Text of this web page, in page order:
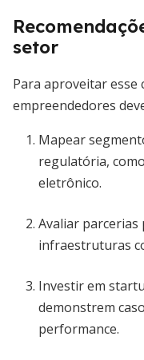
setor
Para aproveitar esse
empreendedores
Mapear
regulatória,
eletrônico.
Avaliar
infraestruturas
Investir em
demonstrem
performance.